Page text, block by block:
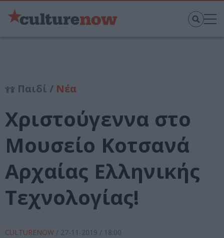
Παιδί / Νέα
Χριστούγεννα στο
Μουσείο Κοτσανά
Αρχαίας Ελληνικής
Τεχνολογίας!
CULTURENOW / 27-11-2019 / 18:00